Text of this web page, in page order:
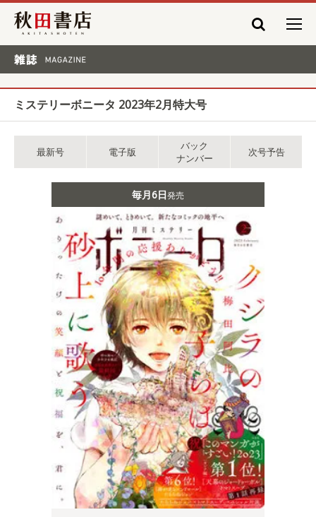
秋田書店
ミステリーボニータ 2023年2月特大号
最新号 電子版
バック
ナンバー
次号予告
毎月6日発売